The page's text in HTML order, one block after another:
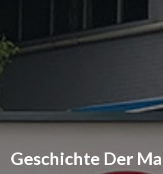
Geschichte Der